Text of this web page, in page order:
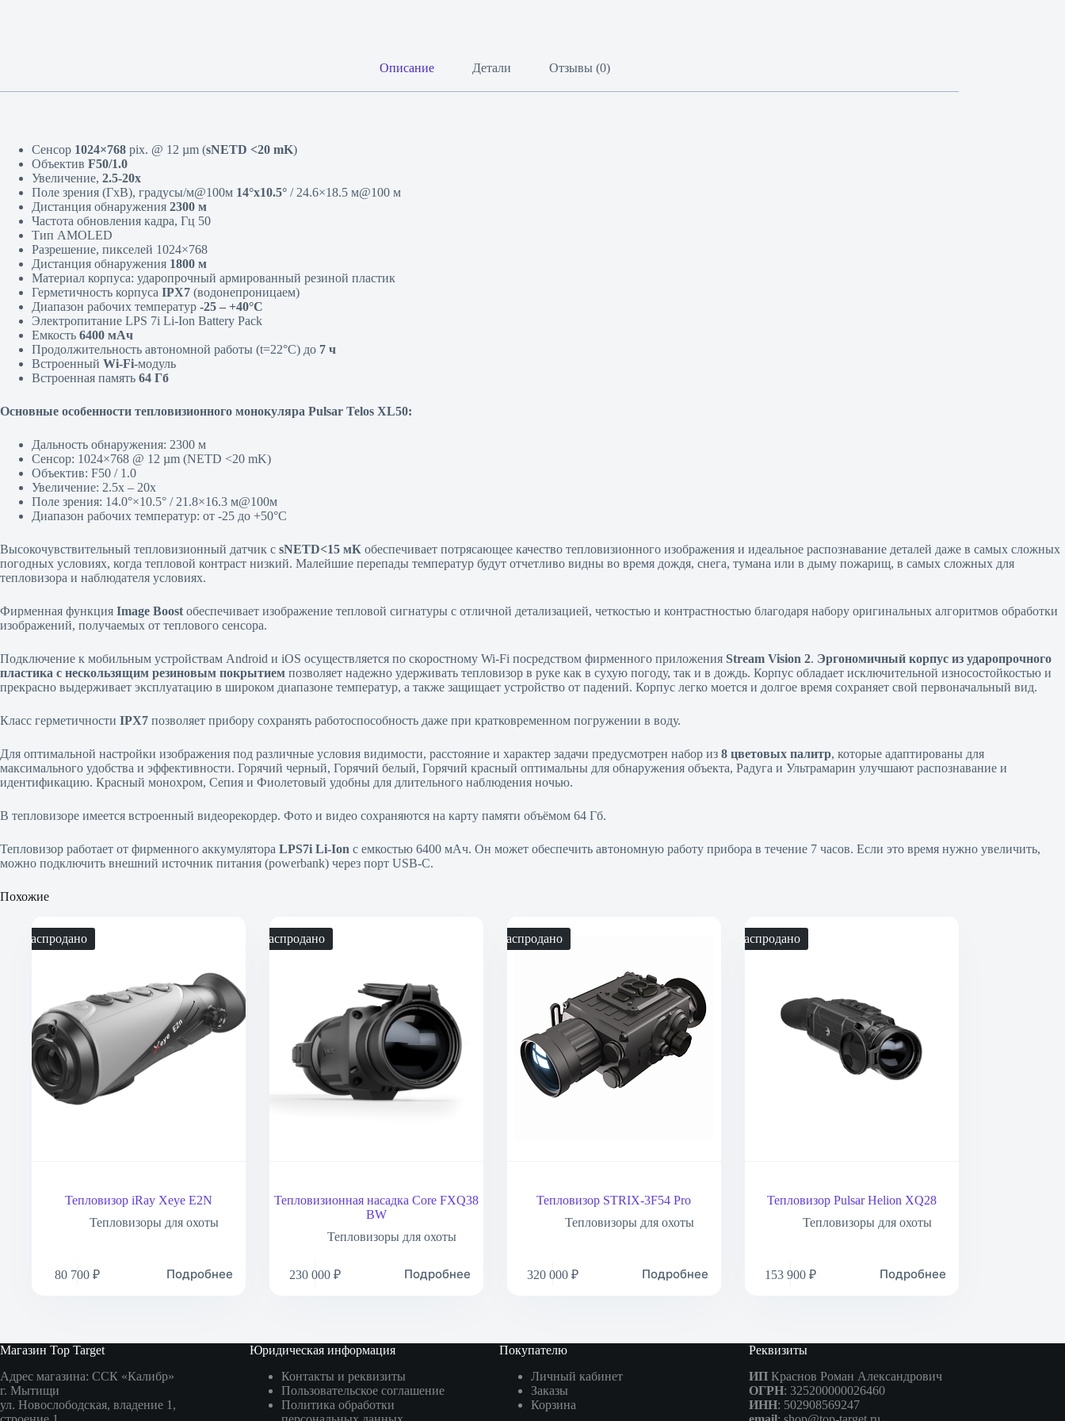
Описание Детали Отзывы (0)
Сенсор 1024×768 pix. @ 12 µm (sNETD <20 mK)
Объектив F50/1.0
Увеличение, 2.5-20x
Поле зрения (ГхВ), градусы/м@100м 14°x10.5° / 24.6×18.5 м@100 м
Дистанция обнаружения 2300 м
Частота обновления кадра, Гц 50
Тип AMOLED
Разрешение, пикселей 1024×768
Дистанция обнаружения 1800 м
Материал корпуса: ударопрочный армированный резиной пластик
Герметичность корпуса IPХ7 (водонепроницаем)
Диапазон рабочих температур -25 – +40°С
Электропитание LPS 7i Li-Ion Battery Pack
Емкость 6400 мАч
Продолжительность автономной работы (t=22°C) до 7 ч
Встроенный Wi-Fi-модуль
Встроенная память 64 Гб
Основные особенности тепловизионного монокуляра Pulsar Telos XL50:
Дальность обнаружения: 2300 м
Сенсор: 1024×768 @ 12 µm (NETD <20 mK)
Объектив: F50 / 1.0
Увеличение: 2.5х – 20х
Поле зрения: 14.0°×10.5° / 21.8×16.3 м@100м
Диапазон рабочих температур: от -25 до +50°C
Высокочувствительный тепловизионный датчик с sNETD<15 мК обеспечивает потрясающее качество тепловизионного изображения и идеальное распознавание деталей даже в самых сложных
погодных условиях, когда тепловой контраст низкий. Малейшие перепады температур будут отчетливо видны во время дождя, снега, тумана или в дыму пожарищ, в самых сложных для
тепловизора и наблюдателя условиях.
Фирменная функция Image Boost обеспечивает изображение тепловой сигнатуры с отличной детализацией, четкостью и контрастностью благодаря набору оригинальных алгоритмов обработки
изображений, получаемых от теплового сенсора.
Подключение к мобильным устройствам Android и iOS осуществляется по скоростному Wi-Fi посредством фирменного приложения Stream Vision 2. Эргономичный корпус из ударопрочного
пластика с нескользящим резиновым покрытием позволяет надежно удерживать тепловизор в руке как в сухую погоду, так и в дождь. Корпус обладает исключительной износостойкостью и
прекрасно выдерживает эксплуатацию в широком диапазоне температур, а также защищает устройство от падений. Корпус легко моется и долгое время сохраняет свой первоначальный вид.
Класс герметичности IPX7 позволяет прибору сохранять работоспособность даже при кратковременном погружении в воду.
Для оптимальной настройки изображения под различные условия видимости, расстояние и характер задачи предусмотрен набор из 8 цветовых палитр, которые адаптированы для
максимального удобства и эффективности. Горячий черный, Горячий белый, Горячий красный оптимальны для обнаружения объекта, Радуга и Ультрамарин улучшают распознавание и
идентификацию. Красный монохром, Сепия и Фиолетовый удобны для длительного наблюдения ночью.
В тепловизоре имеется встроенный видеорекордер. Фото и видео сохраняются на карту памяти объёмом 64 Гб.
Тепловизор работает от фирменного аккумулятора LPS7i Li-Ion с емкостью 6400 мАч. Он может обеспечить автономную работу прибора в течение 7 часов. Если это время нужно увеличить,
можно подключить внешний источник питания (powerbank) через порт USB-C.
Похожие
Распродано
Тепловизор iRay Xeye E2N
Тепловизоры для охоты
80 700 ₽ Подробнее
Распродано
Тепловизионная насадка Core FXQ38
BW
Тепловизоры для охоты
230 000 ₽ Подробнее
Распродано
Тепловизор STRIX-3F54 Pro
Тепловизоры для охоты
320 000 ₽ Подробнее
Распродано
Тепловизор Pulsar Helion XQ28
Тепловизоры для охоты
153 900 ₽ Подробнее
Магазин Top Target
Адрес магазина: ССК «Калибр»
г. Мытищи
ул. Новослободская, владение 1,
Юридическая информация
Контакты и реквизиты
Пользовательское соглашение
Политика обработки
Покупателю
Личный кабинет
Заказы
Корзина
Реквизиты
ИПКраснов Роман Александрович
ОГРН: 325200000026460
ИНН: 502908569247